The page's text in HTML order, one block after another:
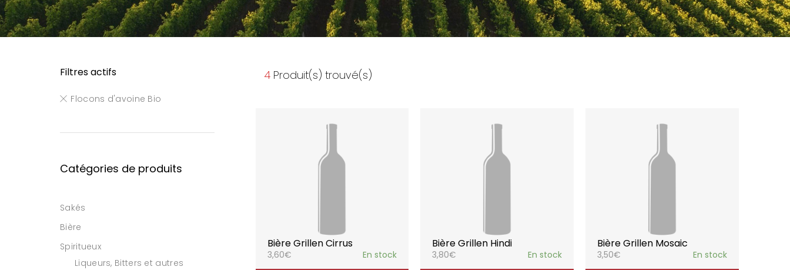
4 Produit(s) trouvé(s)
Bière Grillen Cirrus
3,60€ En stock
Bière Grillen Hindi
3,80€ En stock
Bière Grillen Mosaic
3,50€ En stock
Filtres actifs
Flocons d'avoine Bio
Catégories de produits
Sakés
Bière
Spiritueux
Liqueurs, Bitters et autres